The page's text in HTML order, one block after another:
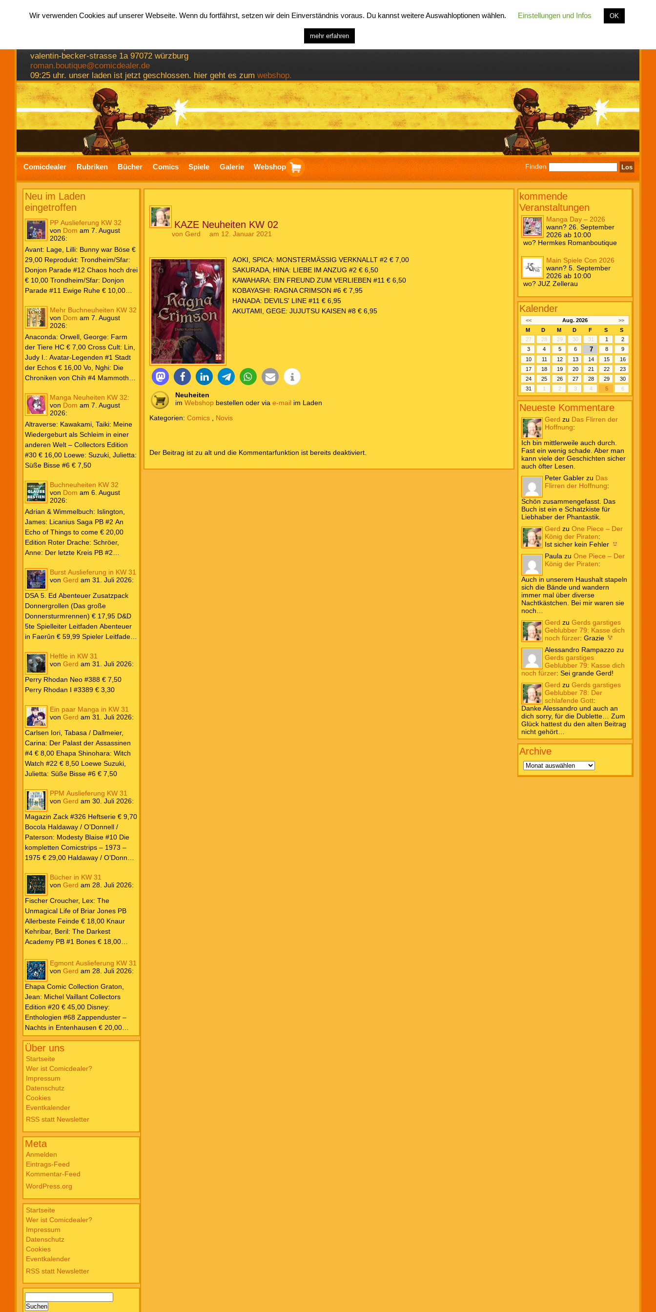
valentin-becker-strasse 1a 97072 würzburg
roman.boutique@comicdealer.de
09:25 uhr. unser laden ist jetzt geschlossen. hier geht es zum webshop.
Comicdealer Rubriken Bücher Comics Spiele Galerie Webshop Finden
Neu im Laden
eingetroffen
PP Auslieferung KW 32
von Dom am 7. August
2026:
Avant: Lage, Lilli: Bunny war Böse €
29,00 Reprodukt: Trondheim/Sfar:
Donjon Parade #12 Chaos hoch drei
€ 10,00 Trondheim/Sfar: Donjon
Parade #11 Ewige Ruhe € 10,00
Neuedition € 35,00 Zauberstern
Comics: Ben’s Bande #4 Aug 2026
Mehr Buchneuheiten KW 32
von Dom am 7. August
2026:
Anaconda: Orwell, George: Farm
der Tiere HC € 7,00 Cross Cult: Lin,
Judy I.: Avatar-Legenden #1 Stadt
der Echos € 16,00 Vo, Nghi: Die
Chroniken von Chih #4 Mammoths
Drache: Schröer, Anne: Der letzte
Kreis PB #2 Erwachen € 18,00
Dragonblood Academy HC #2 …to
kill a Monster € 25,00 Heyne: Bähr,
Emily: Tainted Vows – Gods of New
Olympia PB € 17,00 Kim, Sophie:
Fate’s Thread-Reihe PB #2 Der Gott
und der Geist € 17,00 Vonnegut,
Kurt: Katzenwiege PB € 17,00
Corey, James: The Captive’s War
HC #2 Der Glaube der Bestien €
24,00 Piper: Yang, Neon: Die letzte
Tochter der Drachen PB € 18,00
Manga Neuheiten KW 32:
von Dom am 7. August
2026:
Altraverse: Kawakami, Taiki: Meine
Wiedergeburt als Schleim in einer
anderen Welt – Collectors Edition
#30 € 16,00 Loewe: Suzuki, Julietta:
Süße Bisse #6 € 7,50
Buchneuheiten KW 32
von Dom am 6. August
2026:
Adrian & Wimmelbuch: Islington,
James: Licanius Saga PB #2 An
Echo of Things to come € 20,00
Edition Roter Drache: Schröer,
Anne: Der letzte Kreis PB #2
Frank: Der Pandora-Zyklus PB #1
Die Reise nach Pandora € 16,00
Corey, James: The Captive’s War
HC #2 Der Glaube der Bestien €
24,00 Loewe: Suzuki, Julietta: Süße
Bisse #6 € 7,50
Burst Auslieferung in KW 31
von Gerd am 31. Juli 2026:
DSA 5. Ed Abenteuer Zusatzpack
Donnergrollen (Das große
Donnersturmrennen) € 17,95 D&D
5te Spielleiter Leitfaden Abenteuer
in Faerûn € 59,99 Spieler Leitfaden
Heftle in KW 31
von Gerd am 31. Juli 2026:
Perry Rhodan Neo #388 € 7,50
Perry Rhodan I #3389 € 3,30
Ein paar Manga in KW 31
von Gerd am 31. Juli 2026:
Carlsen Iori, Tabasa / Dallmeier,
Carina: Der Palast der Assassinen
#4 € 8,00 Ehapa Shinohara: Witch
Watch #22 € 8,50 Loewe Suzuki,
Julietta: Süße Bisse #6 € 7,50
PPM Auslieferung KW 31
von Gerd am 30. Juli 2026:
Magazin Zack #326 Heftserie € 9,70
Bocola Haldaway / O’Donnell /
Paterson: Modesty Blaise #10 Die
kompletten Comicstrips – 1973 –
1975 € 29,00 Haldaway / O’Donnell
kompletten Comicstrips – 1972 –
1973 € 29,00 Knesebeck Hendrix,
John: Die Weltenerschaffer Die
fantastische Freundschaft von C.S.
Lewis & J.R.R. Tolkien € 30,00
Weissblech Luba Wolfsschwanz #22
€ 4,90 Horror Schocker #81 € 4,90
Bücher in KW 31
von Gerd am 28. Juli 2026:
Fischer Croucher, Lex: The
Unmagical Life of Briar Jones PB
Allerbeste Feinde € 18,00 Knaur
Kehribar, Beril: The Darkest
Academy PB #1 Bones € 18,00
Trilogie PB #3 To Spark a Fae War €
18,00 Bramble Hardcover Priest: Lie
Huo Jiao Chou HC #1 Drowning
Sorrows in Raging Fire € 25,00
Carlsen Davon, Isla: Blackened
Blade PB #3 Of Blackened Blood €
18,00
Egmont Auslieferung KW 31
von Gerd am 28. Juli 2026:
Ehapa Comic Collection Graton,
Jean: Michel Vaillant Collectors
Edition #20 € 45,00 Disney:
Enthologien #68 Zappenduster –
Nachts in Entenhausen € 20,00
Egmont Manga Inoue, Takehiko:
Vagabond Master Edition #12 €
24,00 Inagaki / Murata: Eyeshield
21 #18-19 Doppelband € 17,00
Fujimoto: Chainsaw Man #22 € 8,50
Aoyama: Detektiv Conan #108 €
8,00 Eichinger, Daniel: Oventroja
(Fortsetzung von Jovantore) €
22,00 Iwatobi: Herr Unsichtbar und
seine zukünftige Frau #3 € 14,00
Über uns
Startseite
Wer ist Comicdealer?
Impressum
Datenschutz
Cookies
Eventkalender
RSS statt Newsletter
Meta
Anmelden
Eintrags-Feed
Kommentar-Feed
WordPress.org
Startseite
Wer ist Comicdealer?
Impressum
Datenschutz
Cookies
Eventkalender
RSS statt Newsletter
nach:
KAZE Neuheiten KW 02
vonGerd am 12. Januar 2021
AOKI, SPICA: MONSTERMÄSSIG VERKNALLT #2 € 7,00
SAKURADA, HINA: LIEBE IM ANZUG #2 € 6,50
KAWAHARA: EIN FREUND ZUM VERLIEBEN #11 € 6,50
KOBAYASHI: RAGNA CRIMSON #6 € 7,95
HANADA: DEVILS' LINE #11 € 6,95
AKUTAMI, GEGE: JUJUTSU KAISEN #8 € 6,95
Neuheiten
imWebshop bestellen oder viae-mail im Laden
Kategorien:Comics , Novis
Der Beitrag ist zu alt und die Kommentarfunktion ist bereits deaktiviert.
kommende
Veranstaltungen
Manga Day – 2026
wann? 26. September
2026 ab 10:00
wo? Hermkes Romanboutique
Main Spiele Con 2026
wann? 5. September
2026 ab 10:00
wo? JUZ Zellerau
Kalender
<< Aug. 2026
>>
M
D M D F S
S
27
28 29 30 31 1
2
3
4 5 6 7 8
9
10
11 12 13 14 15
16
17
18 19 20 21 22
23
24
25 26 27 28 29
30
31
1 2 3 4 5 6
Neueste Kommentare
Gerd zu Das Flirren der
Hoffnung:
Ich bin mittlerweile auch durch.
Fast ein wenig schade. Aber man
kann viele der Geschichten sicher
auch öfter Lesen.
Peter Gabler zu Das
Flirren der Hoffnung:
Schön zusammengefasst. Das
Buch ist ein e Schatzkiste für
Liebhaber der Phantastik.
Gerd zuOne Piece – Der
König der Piraten:
Ist sicher kein Fehler
Paula zuOne Piece – Der
König der Piraten:
Auch in unserem Haushalt stapeln
sich die Bände und wandern
immer mal über diverse
Nachtkästchen. Bei mir waren sie
noch…
Gerd zuGerds garstiges
Geblubber 79: Kasse dich
noch fürzer:Grazie
Alessandro Rampazzo zu
Gerds garstiges
Geblubber 79: Kasse dich
noch fürzer:Sei grande Gerd!
Gerd zuGerds garstiges
Geblubber 78: Der
schlafende Gott:
Danke Alessandro und auch an
dich sorry, für die Dublette… Zum
Glück hattest du den alten Beitrag
nicht gehört…
Archive
Wir verwenden Cookies auf unserer Webseite. Wenn du fortfährst, setzen wir dein Einverständnis voraus. Du kannst weitere Auswahloptionen wählen. Einstellungen und Infos OK
mehr erfahren